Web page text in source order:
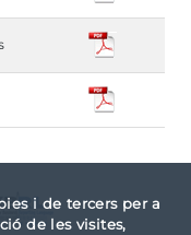
i de tercers per a
de les visites,